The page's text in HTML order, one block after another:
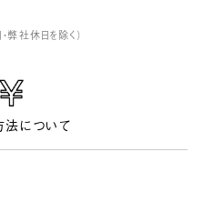
弊社休日を除く）
について